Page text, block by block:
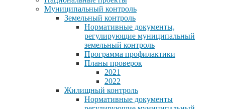
Муниципальный контроль
Земельный контроль
Нормативные документы,
регулирующие муниципальный
земельный контроль
Программа профилактики
Планы проверок
2021
2022
Жилищный контроль
Нормативные документы